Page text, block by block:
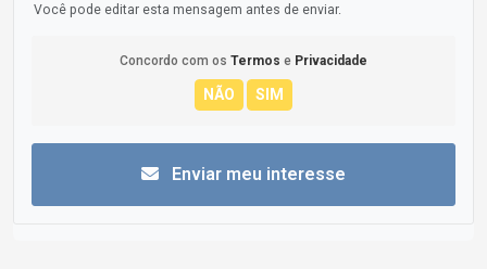
Você pode editar esta mensagem antes de enviar.
Concordo com os Termos e Privacidade
Enviar meu interesse